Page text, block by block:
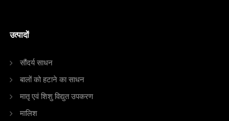
उत्पादों
सौंदर्य साधन
बालों को हटाने का साधन
मातृ एवं शिशु विद्युत उपकरण
मालिश